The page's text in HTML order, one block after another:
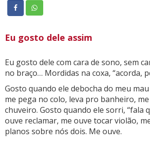
Eu gosto dele assim
Eu gosto dele com cara de sono, sem
no braço… Mordidas na coxa, “acorda,
Gosto quando ele debocha do meu
me pega no colo, leva pro banheiro,
chuveiro. Gosto quando ele sorri, “fala
ouve reclamar, me ouve tocar violão,
planos sobre nós dois. Me ouve.